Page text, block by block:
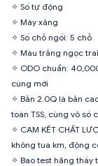
✧ Số tự động
✧ Máy xăng
✧ Số chỗ ngồi: 5 chỗ
✧ Màu trắng ngọc
✧ ODO chuẩn:
cùng mới
✧ Bản 2.0Q là bản
toàn TSS, cùng vô số
✧ CAM KẾT CHẤT
không tua km, động
✧ Bao test hãng thầy